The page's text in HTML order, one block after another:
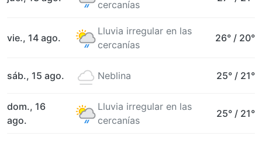
cercanías
vie., 14 ago.
Lluvia irregular en las
cercanías
26° / 20°
sáb., 15 ago. Neblina 25° / 21°
dom., 16
ago.
Lluvia irregular en las
cercanías
25° / 21°